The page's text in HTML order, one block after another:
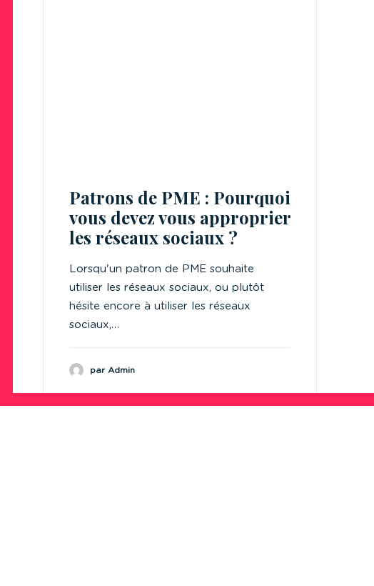
Patrons de PME : Pourquoi
vous devez vous approprier
les réseaux sociaux ?
Lorsqu'un patron de PME souhaite
utiliser les réseaux sociaux, ou plutôt
hésite encore à utiliser les réseaux
sociaux,…
par Admin